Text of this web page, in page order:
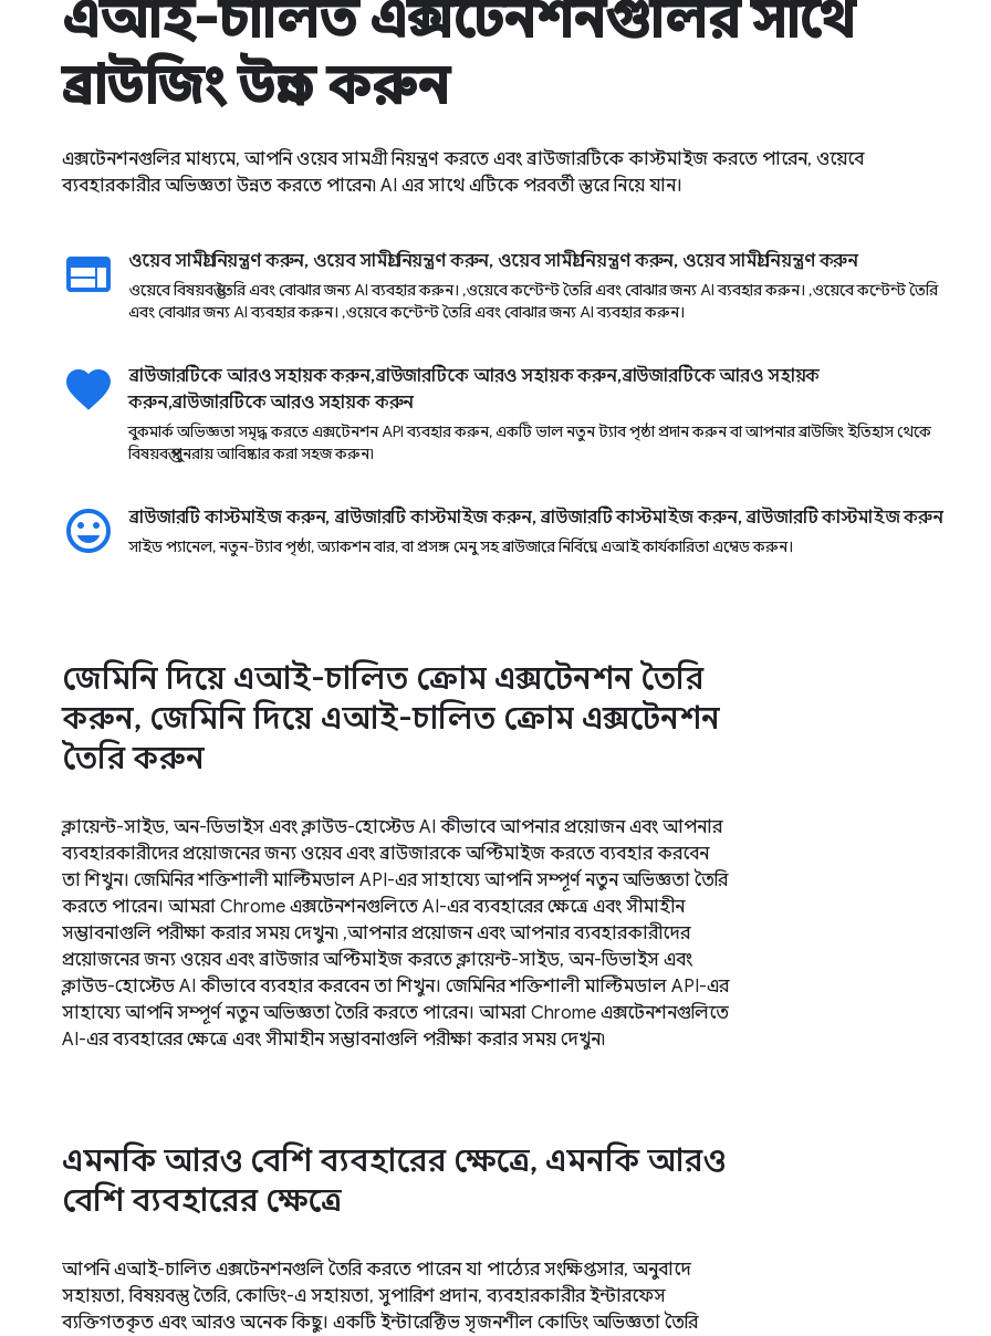
এআই-চালিত এক্সটেনশনগুলির সাথে
ব্রাউজিং উন্নত করুন
এক্সটেনশনগুলির মাধ্যমে, আপনি ওয়েব সামগ্রী নিয়ন্ত্রণ করতে এবং ব্রাউজারটিকে কাস্টমাইজ করতে পারেন, ওয়েবে
ব্যবহারকারীর অভিজ্ঞতা উন্নত করতে পারেন৷ AI এর সাথে এটিকে পরবর্তী স্তরে নিয়ে যান।
web ওয়েব সামগ্রী নিয়ন্ত্রণ করুন, ওয়েব সামগ্রী নিয়ন্ত্রণ করুন, ওয়েব সামগ্রী নিয়ন্ত্রণ করুন, ওয়েব সামগ্রী নিয়ন্ত্রণ করুন
ওয়েবে বিষয়বস্তু তৈরি এবং বোঝার জন্য AI ব্যবহার করুন। ,ওয়েবে কন্টেন্ট তৈরি এবং বোঝার জন্য AI ব্যবহার করুন। ,ওয়েবে কন্টেন্ট তৈরি
এবং বোঝার জন্য AI ব্যবহার করুন। ,ওয়েবে কন্টেন্ট তৈরি এবং বোঝার জন্য AI ব্যবহার করুন।
favorite
ব্রাউজারটিকে আরও সহায়ক করুন,ব্রাউজারটিকে আরও সহায়ক করুন,ব্রাউজারটিকে আরও সহায়ক
করুন,ব্রাউজারটিকে আরও সহায়ক করুন
বুকমার্ক অভিজ্ঞতা সমৃদ্ধ করতে এক্সটেনশন API ব্যবহার করুন, একটি ভাল নতুন ট্যাব পৃষ্ঠা প্রদান করুন বা আপনার ব্রাউজিং ইতিহাস থেকে
বিষয়বস্তু পুনরায় আবিষ্কার করা সহজ করুন৷
insert_emoticon ব্রাউজারটি কাস্টমাইজ করুন, ব্রাউজারটি কাস্টমাইজ করুন, ব্রাউজারটি কাস্টমাইজ করুন, ব্রাউজারটি কাস্টমাইজ করুন
সাইড প্যানেল, নতুন-ট্যাব পৃষ্ঠা, অ্যাকশন বার, বা প্রসঙ্গ মেনু সহ ব্রাউজারে নির্বিঘ্নে এআই কার্যকারিতা এম্বেড করুন।
জেমিনি দিয়ে এআই-চালিত ক্রোম এক্সটেনশন তৈরি
করুন, জেমিনি দিয়ে এআই-চালিত ক্রোম এক্সটেনশন
তৈরি করুন
ক্লায়েন্ট-সাইড, অন-ডিভাইস এবং ক্লাউড-হোস্টেড AI কীভাবে আপনার প্রয়োজন এবং আপনার
ব্যবহারকারীদের প্রয়োজনের জন্য ওয়েব এবং ব্রাউজারকে অপ্টিমাইজ করতে ব্যবহার করবেন
তা শিখুন। জেমিনির শক্তিশালী মাল্টিমডাল API-এর সাহায্যে আপনি সম্পূর্ণ নতুন অভিজ্ঞতা তৈরি
করতে পারেন। আমরা Chrome এক্সটেনশনগুলিতে AI-এর ব্যবহারের ক্ষেত্রে এবং সীমাহীন
সম্ভাবনাগুলি পরীক্ষা করার সময় দেখুন৷ ,আপনার প্রয়োজন এবং আপনার ব্যবহারকারীদের
প্রয়োজনের জন্য ওয়েব এবং ব্রাউজার অপ্টিমাইজ করতে ক্লায়েন্ট-সাইড, অন-ডিভাইস এবং
ক্লাউড-হোস্টেড AI কীভাবে ব্যবহার করবেন তা শিখুন। জেমিনির শক্তিশালী মাল্টিমডাল API-এর
সাহায্যে আপনি সম্পূর্ণ নতুন অভিজ্ঞতা তৈরি করতে পারেন। আমরা Chrome এক্সটেনশনগুলিতে
AI-এর ব্যবহারের ক্ষেত্রে এবং সীমাহীন সম্ভাবনাগুলি পরীক্ষা করার সময় দেখুন৷
এমনকি আরও বেশি ব্যবহারের ক্ষেত্রে, এমনকি আরও
বেশি ব্যবহারের ক্ষেত্রে
আপনি এআই-চালিত এক্সটেনশনগুলি তৈরি করতে পারেন যা পাঠ্যের সংক্ষিপ্তসার, অনুবাদে
সহায়তা, বিষয়বস্তু তৈরি, কোডিং-এ সহায়তা, সুপারিশ প্রদান, ব্যবহারকারীর ইন্টারফেস
ব্যক্তিগতকৃত এবং আরও অনেক কিছু। একটি ইন্টারেক্টিভ সৃজনশীল কোডিং অভিজ্ঞতা তৈরি